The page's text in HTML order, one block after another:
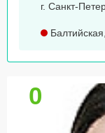
г. Санкт-
Балтийская
0